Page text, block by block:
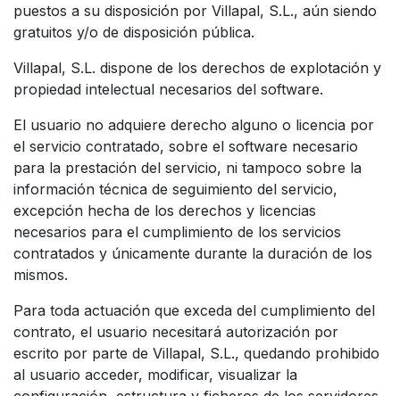
puestos a su disposición por Villapal, S.L., aún siendo
gratuitos y/o de disposición pública.
Villapal, S.L. dispone de los derechos de explotación y
propiedad intelectual necesarios del software.
El usuario no adquiere derecho alguno o licencia por
el servicio contratado, sobre el software necesario
para la prestación del servicio, ni tampoco sobre la
información técnica de seguimiento del servicio,
excepción hecha de los derechos y licencias
necesarios para el cumplimiento de los servicios
contratados y únicamente durante la duración de los
mismos.
Para toda actuación que exceda del cumplimiento del
contrato, el usuario necesitará autorización por
escrito por parte de Villapal, S.L., quedando prohibido
al usuario acceder, modificar, visualizar la